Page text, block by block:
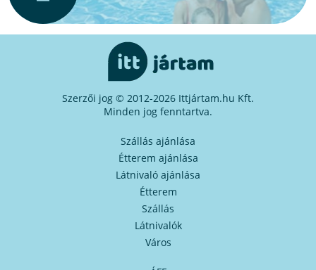
Szerzői jog © 2012-2026 Ittjártam.hu Kft.
Minden jog fenntartva.
Szállás ajánlása
Étterem ajánlása
Látnivaló ajánlása
Étterem
Szállás
Látnivalók
Város